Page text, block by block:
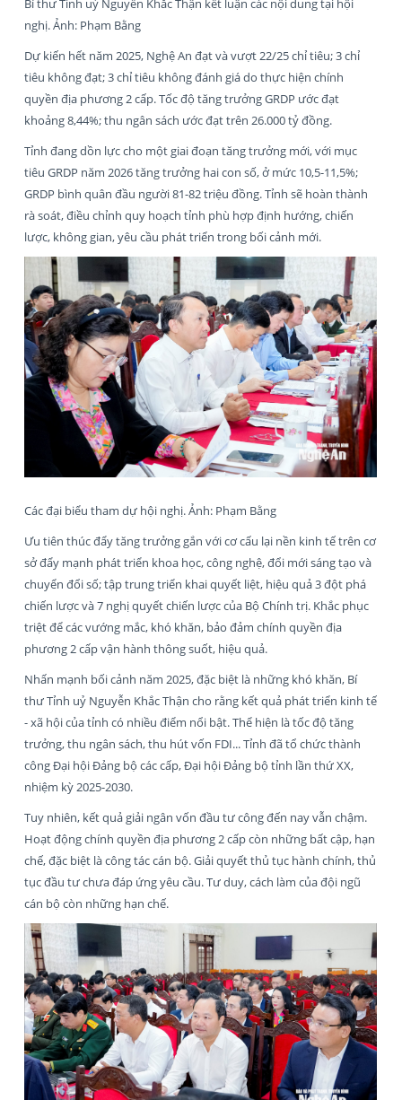
Bí thư Tỉnh uỷ Nguyễn Khắc Thận kết luận các nội dung tại hội
nghị. Ảnh: Phạm Bằng
Dự kiến hết năm 2025, Nghệ An đạt và vượt 22/25 chỉ tiêu; 3 chỉ
tiêu không đạt; 3 chỉ tiêu không đánh giá do thực hiện chính
quyền địa phương 2 cấp. Tốc độ tăng trưởng GRDP ước đạt
khoảng 8,44%; thu ngân sách ước đạt trên 26.000 tỷ đồng.
Tỉnh đang dồn lực cho một giai đoạn tăng trưởng mới, với mục
tiêu GRDP năm 2026 tăng trưởng hai con số, ở mức 10,5-11,5%;
GRDP bình quân đầu người 81-82 triệu đồng. Tỉnh sẽ hoàn thành
rà soát, điều chỉnh quy hoạch tỉnh phù hợp định hướng, chiến
lược, không gian, yêu cầu phát triển trong bối cảnh mới.
Các đại biểu tham dự hội nghị. Ảnh: Phạm Bằng
Ưu tiên thúc đẩy tăng trưởng gắn với cơ cấu lại nền kinh tế trên cơ
sở đẩy mạnh phát triển khoa học, công nghệ, đổi mới sáng tạo và
chuyển đổi số; tập trung triển khai quyết liệt, hiệu quả 3 đột phá
chiến lược và 7 nghị quyết chiến lược của Bộ Chính trị. Khắc phục
triệt để các vướng mắc, khó khăn, bảo đảm chính quyền địa
phương 2 cấp vận hành thông suốt, hiệu quả.
Nhấn mạnh bối cảnh năm 2025, đặc biệt là những khó khăn, Bí
thư Tỉnh uỷ Nguyễn Khắc Thận cho rằng kết quả phát triển kinh tế
- xã hội của tỉnh có nhiều điểm nổi bật. Thể hiện là tốc độ tăng
trưởng, thu ngân sách, thu hút vốn FDI... Tỉnh đã tổ chức thành
công Đại hội Đảng bộ các cấp, Đại hội Đảng bộ tỉnh lần thứ XX,
nhiệm kỳ 2025-2030.
Tuy nhiên, kết quả giải ngân vốn đầu tư công đến nay vẫn chậm.
Hoạt động chính quyền địa phương 2 cấp còn những bất cập, hạn
chế, đặc biệt là công tác cán bộ. Giải quyết thủ tục hành chính, thủ
tục đầu tư chưa đáp ứng yêu cầu. Tư duy, cách làm của đội ngũ
cán bộ còn những hạn chế.